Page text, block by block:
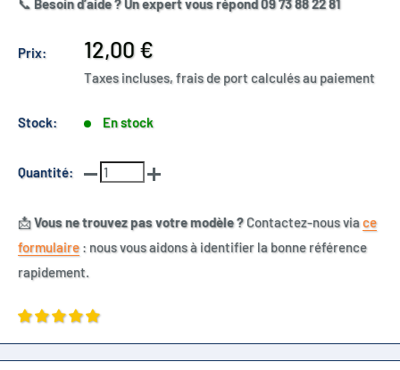
📞 Besoin d’aide ? Un expert vous répond 09 73 88 22 81
Prix:
Prix
réduit
12,00 €
Taxes incluses, frais de port calculés au paiement
Stock: En stock
Quantité:
📩Vous ne trouvez pas votre modèle ?Contactez-nous viace
formulaire : nous vous aidons à identifier la bonne référence
rapidement.